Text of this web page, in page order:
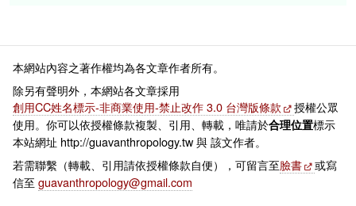
本網站內容之著作權均為各文章作者所有。
除另有聲明外，本網站各文章採用
創用CC姓名標示-非商業使用-禁止改作 3.0 台灣版條款
授權公眾
使用。你可以依授權條款複製、引用、轉載，唯請於合理位置標示
本站網址 http://guavanthropology.tw 與 該文作者。
若需聯繫（轉載、引用請依授權條款自便），可留言至臉書
或寫
信至 guavanthropology@gmail.com